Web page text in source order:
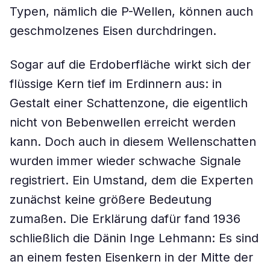
Typen, nämlich die P-Wellen, können auch
geschmolzenes Eisen durchdringen.
Sogar auf die Erdoberfläche wirkt sich der
flüssige Kern tief im Erdinnern aus: in
Gestalt einer Schattenzone, die eigentlich
nicht von Bebenwellen erreicht werden
kann. Doch auch in diesem Wellenschatten
wurden immer wieder schwache Signale
registriert. Ein Umstand, dem die Experten
zunächst keine größere Bedeutung
zumaßen. Die Erklärung dafür fand 1936
schließlich die Dänin Inge Lehmann: Es sind
an einem festen Eisenkern in der Mitte der